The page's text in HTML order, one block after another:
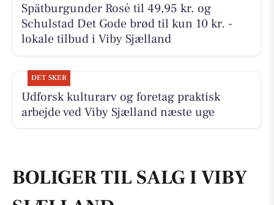
Spätburgunder Rosé til 49,95 kr. og
Schulstad Det Gode brød til kun 10 kr. -
lokale tilbud i Viby Sjælland
DET SKER
Udforsk kulturarv og foretag praktisk
arbejde ved Viby Sjælland næste uge
BOLIGER TIL SALG I VIBY